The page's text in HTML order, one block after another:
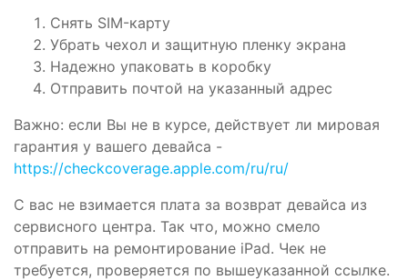
Снять SIM-карту
Убрать чехол и защитную пленку экрана
Надежно упаковать в коробку
Отправить почтой на указанный адрес
Важно: если Вы не в курсе, действует ли мировая
гарантия у вашего девайса -
https://checkcoverage.apple.com/ru/ru/
С вас не взимается плата за возврат девайса из
сервисного центра. Так что, можно смело
отправить на ремонтирование iPad. Чек не
требуется, проверяется по вышеуказанной ссылке.